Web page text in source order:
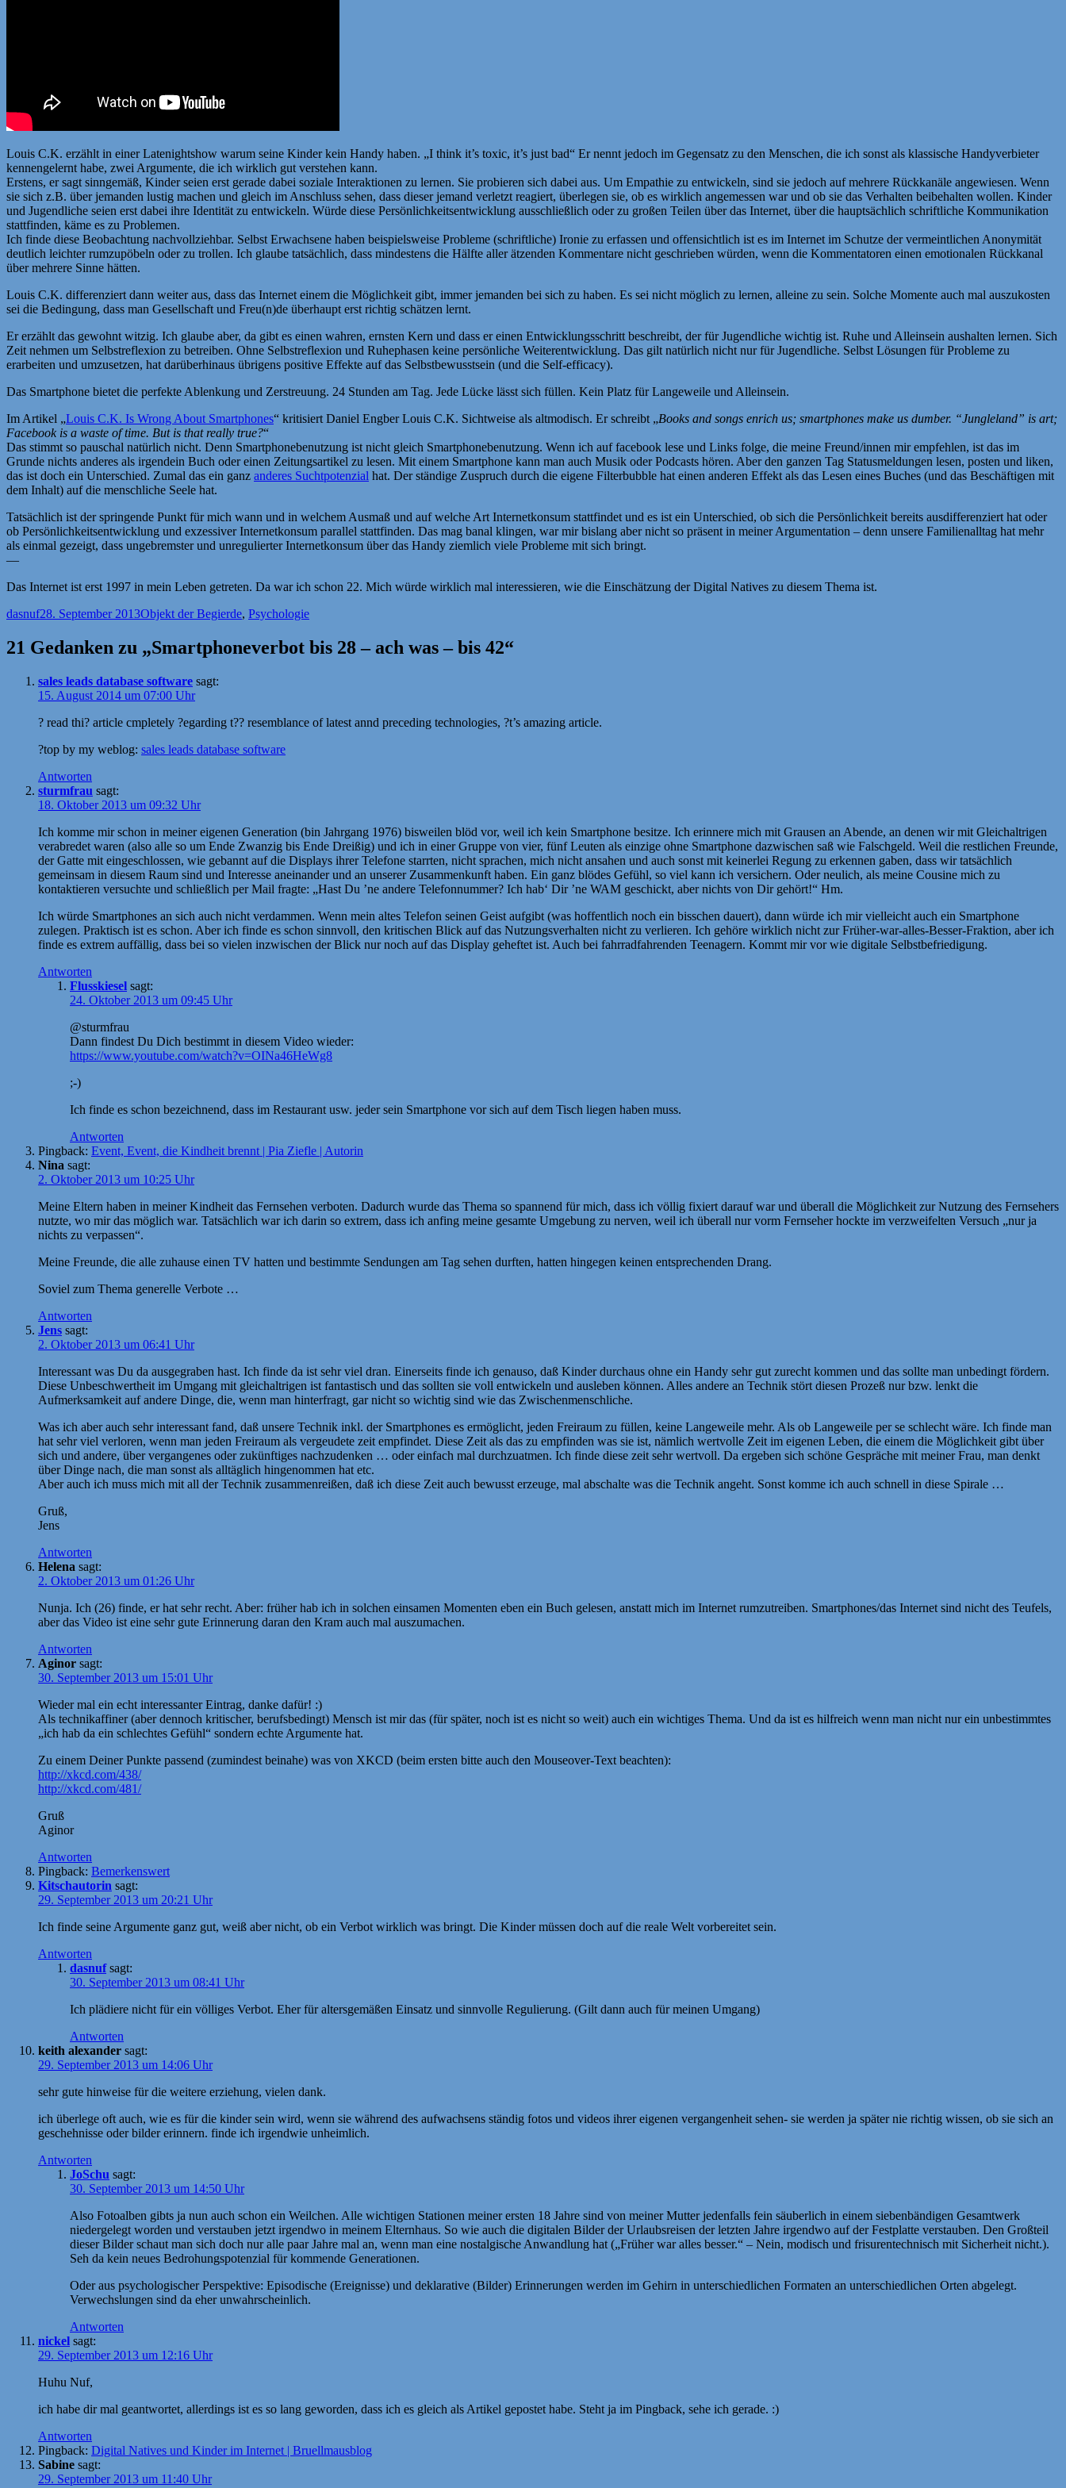
Louis C.K. erzählt in einer Latenightshow warum seine Kinder kein Handy haben. „I think it’s toxic, it’s just bad“ Er nennt jedoch im Gegensatz zu den Menschen, die ich sonst als klassische Handyverbieter
kennengelernt habe, zwei Argumente, die ich wirklich gut verstehen kann.
Erstens, er sagt sinngemäß, Kinder seien erst gerade dabei soziale Interaktionen zu lernen. Sie probieren sich dabei aus. Um Empathie zu entwickeln, sind sie jedoch auf mehrere Rückkanäle angewiesen. Wenn
sie sich z.B. über jemanden lustig machen und gleich im Anschluss sehen, dass dieser jemand verletzt reagiert, überlegen sie, ob es wirklich angemessen war und ob sie das Verhalten beibehalten wollen. Kinder
und Jugendliche seien erst dabei ihre Identität zu entwickeln. Würde diese Persönlichkeitsentwicklung ausschließlich oder zu großen Teilen über das Internet, über die hauptsächlich schriftliche Kommunikation
stattfinden, käme es zu Problemen.
Ich finde diese Beobachtung nachvollziehbar. Selbst Erwachsene haben beispielsweise Probleme (schriftliche) Ironie zu erfassen und offensichtlich ist es im Internet im Schutze der vermeintlichen Anonymität
deutlich leichter rumzupöbeln oder zu trollen. Ich glaube tatsächlich, dass mindestens die Hälfte aller ätzenden Kommentare nicht geschrieben würden, wenn die Kommentatoren einen emotionalen Rückkanal
über mehrere Sinne hätten.
Louis C.K. differenziert dann weiter aus, dass das Internet einem die Möglichkeit gibt, immer jemanden bei sich zu haben. Es sei nicht möglich zu lernen, alleine zu sein. Solche Momente auch mal auszukosten
sei die Bedingung, dass man Gesellschaft und Freu(n)de überhaupt erst richtig schätzen lernt.
Er erzählt das gewohnt witzig. Ich glaube aber, da gibt es einen wahren, ernsten Kern und dass er einen Entwicklungsschritt beschreibt, der für Jugendliche wichtig ist. Ruhe und Alleinsein aushalten lernen. Sich
Zeit nehmen um Selbstreflexion zu betreiben. Ohne Selbstreflexion und Ruhephasen keine persönliche Weiterentwicklung. Das gilt natürlich nicht nur für Jugendliche. Selbst Lösungen für Probleme zu
erarbeiten und umzusetzen, hat darüberhinaus übrigens positive Effekte auf das Selbstbewusstsein (und die Self-efficacy).
Das Smartphone bietet die perfekte Ablenkung und Zerstreuung. 24 Stunden am Tag. Jede Lücke lässt sich füllen. Kein Platz für Langeweile und Alleinsein.
Im Artikel „Louis C.K. Is Wrong About Smartphones“ kritisiert Daniel Engber Louis C.K. Sichtweise als altmodisch. Er schreibt „Books and songs enrich us; smartphones make us dumber. “Jungleland” is art;
Facebook is a waste of time. But is that really true?“
Das stimmt so pauschal natürlich nicht. Denn Smartphonebenutzung ist nicht gleich Smartphonebenutzung. Wenn ich auf facebook lese und Links folge, die meine Freund/innen mir empfehlen, ist das im
Grunde nichts anderes als irgendein Buch oder einen Zeitungsartikel zu lesen. Mit einem Smartphone kann man auch Musik oder Podcasts hören. Aber den ganzen Tag Statusmeldungen lesen, posten und liken,
das ist doch ein Unterschied. Zumal das ein ganz anderes Suchtpotenzial hat. Der ständige Zuspruch durch die eigene Filterbubble hat einen anderen Effekt als das Lesen eines Buches (und das Beschäftigen mit
dem Inhalt) auf die menschliche Seele hat.
Tatsächlich ist der springende Punkt für mich wann und in welchem Ausmaß und auf welche Art Internetkonsum stattfindet und es ist ein Unterschied, ob sich die Persönlichkeit bereits ausdifferenziert hat oder
ob Persönlichkeitsentwicklung und exzessiver Internetkonsum parallel stattfinden. Das mag banal klingen, war mir bislang aber nicht so präsent in meiner Argumentation – denn unsere Familienalltag hat mehr
als einmal gezeigt, dass ungebremster und unregulierter Internetkonsum über das Handy ziemlich viele Probleme mit sich bringt.
—
Das Internet ist erst 1997 in mein Leben getreten. Da war ich schon 22. Mich würde wirklich mal interessieren, wie die Einschätzung der Digital Natives zu diesem Thema ist.
Autor
dasnufVeröffentlicht
28. September 2013Kategorien
Objekt der Begierde, Psychologie
21 Gedanken zu „Smartphoneverbot bis 28 – ach was – bis 42“
sales leads database software sagt:
15. August 2014 um 07:00 Uhr
? read thi? article cmpletely ?egarding t?? resemblance of latest annd preceding technologies, ?t’s amazing article.
?top by my weblog: sales leads database software
Antworten
sturmfrau sagt:
18. Oktober 2013 um 09:32 Uhr
Ich komme mir schon in meiner eigenen Generation (bin Jahrgang 1976) bisweilen blöd vor, weil ich kein Smartphone besitze. Ich erinnere mich mit Grausen an Abende, an denen wir mit Gleichaltrigen
verabredet waren (also alle so um Ende Zwanzig bis Ende Dreißig) und ich in einer Gruppe von vier, fünf Leuten als einzige ohne Smartphone dazwischen saß wie Falschgeld. Weil die restlichen Freunde,
der Gatte mit eingeschlossen, wie gebannt auf die Displays ihrer Telefone starrten, nicht sprachen, mich nicht ansahen und auch sonst mit keinerlei Regung zu erkennen gaben, dass wir tatsächlich
gemeinsam in diesem Raum sind und Interesse aneinander und an unserer Zusammenkunft haben. Ein ganz blödes Gefühl, so viel kann ich versichern. Oder neulich, als meine Cousine mich zu
kontaktieren versuchte und schließlich per Mail fragte: „Hast Du ’ne andere Telefonnummer? Ich hab‘ Dir ’ne WAM geschickt, aber nichts von Dir gehört!“ Hm.
Ich würde Smartphones an sich auch nicht verdammen. Wenn mein altes Telefon seinen Geist aufgibt (was hoffentlich noch ein bisschen dauert), dann würde ich mir vielleicht auch ein Smartphone
zulegen. Praktisch ist es schon. Aber ich finde es schon sinnvoll, den kritischen Blick auf das Nutzungsverhalten nicht zu verlieren. Ich gehöre wirklich nicht zur Früher-war-alles-Besser-Fraktion, aber ich
finde es extrem auffällig, dass bei so vielen inzwischen der Blick nur noch auf das Display geheftet ist. Auch bei fahrradfahrenden Teenagern. Kommt mir vor wie digitale Selbstbefriedigung.
Antworten
Flusskiesel sagt:
24. Oktober 2013 um 09:45 Uhr
@sturmfrau
Dann findest Du Dich bestimmt in diesem Video wieder:
https://www.youtube.com/watch?v=OINa46HeWg8
;-)
Ich finde es schon bezeichnend, dass im Restaurant usw. jeder sein Smartphone vor sich auf dem Tisch liegen haben muss.
Antworten
Pingback: Event, Event, die Kindheit brennt | Pia Ziefle | Autorin
Nina sagt:
2. Oktober 2013 um 10:25 Uhr
Meine Eltern haben in meiner Kindheit das Fernsehen verboten. Dadurch wurde das Thema so spannend für mich, dass ich völlig fixiert darauf war und überall die Möglichkeit zur Nutzung des Fernsehers
nutzte, wo mir das möglich war. Tatsächlich war ich darin so extrem, dass ich anfing meine gesamte Umgebung zu nerven, weil ich überall nur vorm Fernseher hockte im verzweifelten Versuch „nur ja
nichts zu verpassen“.
Meine Freunde, die alle zuhause einen TV hatten und bestimmte Sendungen am Tag sehen durften, hatten hingegen keinen entsprechenden Drang.
Soviel zum Thema generelle Verbote …
Antworten
Jens sagt:
2. Oktober 2013 um 06:41 Uhr
Interessant was Du da ausgegraben hast. Ich finde da ist sehr viel dran. Einerseits finde ich genauso, daß Kinder durchaus ohne ein Handy sehr gut zurecht kommen und das sollte man unbedingt fördern.
Diese Unbeschwertheit im Umgang mit gleichaltrigen ist fantastisch und das sollten sie voll entwickeln und ausleben können. Alles andere an Technik stört diesen Prozeß nur bzw. lenkt die
Aufmerksamkeit auf andere Dinge, die, wenn man hinterfragt, gar nicht so wichtig sind wie das Zwischenmenschliche.
Was ich aber auch sehr interessant fand, daß unsere Technik inkl. der Smartphones es ermöglicht, jeden Freiraum zu füllen, keine Langeweile mehr. Als ob Langeweile per se schlecht wäre. Ich finde man
hat sehr viel verloren, wenn man jeden Freiraum als vergeudete zeit empfindet. Diese Zeit als das zu empfinden was sie ist, nämlich wertvolle Zeit im eigenen Leben, die einem die Möglichkeit gibt über
sich und andere, über vergangenes oder zukünftiges nachzudenken … oder einfach mal durchzuatmen. Ich finde diese zeit sehr wertvoll. Da ergeben sich schöne Gespräche mit meiner Frau, man denkt
über Dinge nach, die man sonst als alltäglich hingenommen hat etc.
Aber auch ich muss mich mit all der Technik zusammenreißen, daß ich diese Zeit auch bewusst erzeuge, mal abschalte was die Technik angeht. Sonst komme ich auch schnell in diese Spirale …
Gruß,
Jens
Antworten
Helena sagt:
2. Oktober 2013 um 01:26 Uhr
Nunja. Ich (26) finde, er hat sehr recht. Aber: früher hab ich in solchen einsamen Momenten eben ein Buch gelesen, anstatt mich im Internet rumzutreiben. Smartphones/das Internet sind nicht des Teufels,
aber das Video ist eine sehr gute Erinnerung daran den Kram auch mal auszumachen.
Antworten
Aginor sagt:
30. September 2013 um 15:01 Uhr
Wieder mal ein echt interessanter Eintrag, danke dafür! :)
Als technikaffiner (aber dennoch kritischer, berufsbedingt) Mensch ist mir das (für später, noch ist es nicht so weit) auch ein wichtiges Thema. Und da ist es hilfreich wenn man nicht nur ein unbestimmtes
„ich hab da ein schlechtes Gefühl“ sondern echte Argumente hat.
Zu einem Deiner Punkte passend (zumindest beinahe) was von XKCD (beim ersten bitte auch den Mouseover-Text beachten):
http://xkcd.com/438/
http://xkcd.com/481/
Gruß
Aginor
Antworten
Pingback: Bemerkenswert
Kitschautorin sagt:
29. September 2013 um 20:21 Uhr
Ich finde seine Argumente ganz gut, weiß aber nicht, ob ein Verbot wirklich was bringt. Die Kinder müssen doch auf die reale Welt vorbereitet sein.
Antworten
dasnuf sagt:
30. September 2013 um 08:41 Uhr
Ich plädiere nicht für ein völliges Verbot. Eher für altersgemäßen Einsatz und sinnvolle Regulierung. (Gilt dann auch für meinen Umgang)
Antworten
keith alexander sagt:
29. September 2013 um 14:06 Uhr
sehr gute hinweise für die weitere erziehung, vielen dank.
ich überlege oft auch, wie es für die kinder sein wird, wenn sie während des aufwachsens ständig fotos und videos ihrer eigenen vergangenheit sehen- sie werden ja später nie richtig wissen, ob sie sich an
geschehnisse oder bilder erinnern. finde ich irgendwie unheimlich.
Antworten
JoSchu sagt:
30. September 2013 um 14:50 Uhr
Also Fotoalben gibts ja nun auch schon ein Weilchen. Alle wichtigen Stationen meiner ersten 18 Jahre sind von meiner Mutter jedenfalls fein säuberlich in einem siebenbändigen Gesamtwerk
niedergelegt worden und verstauben jetzt irgendwo in meinem Elternhaus. So wie auch die digitalen Bilder der Urlaubsreisen der letzten Jahre irgendwo auf der Festplatte verstauben. Den Großteil
dieser Bilder schaut man sich doch nur alle paar Jahre mal an, wenn man eine nostalgische Anwandlung hat („Früher war alles besser.“ – Nein, modisch und frisurentechnisch mit Sicherheit nicht.).
Seh da kein neues Bedrohungspotenzial für kommende Generationen.
Oder aus psychologischer Perspektive: Episodische (Ereignisse) und deklarative (Bilder) Erinnerungen werden im Gehirn in unterschiedlichen Formaten an unterschiedlichen Orten abgelegt.
Verwechslungen sind da eher unwahrscheinlich.
Antworten
nickel sagt:
29. September 2013 um 12:16 Uhr
Huhu Nuf,
ich habe dir mal geantwortet, allerdings ist es so lang geworden, dass ich es gleich als Artikel gepostet habe. Steht ja im Pingback, sehe ich gerade. :)
Antworten
Pingback: Digital Natives und Kinder im Internet | Bruellmausblog
Sabine sagt:
29. September 2013 um 11:40 Uhr